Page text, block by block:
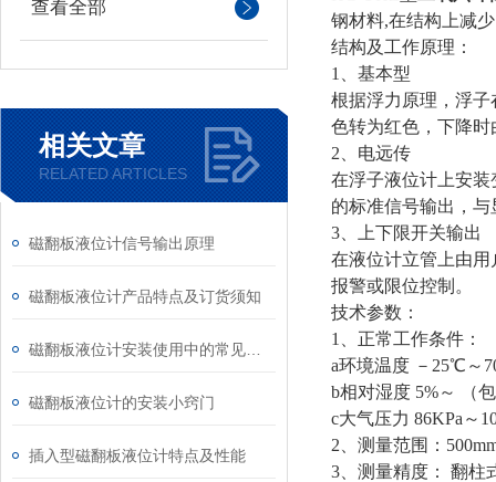
查看全部
相关文章
RELATED ARTICLES
磁翻板液位计信号输出原理
磁翻板液位计产品特点及订货须知
磁翻板液位计的安装小窍门
插入型磁翻板液位计特点及性能
钢材料,在结构上减
结构及工作原理：
1、基本型
根据浮力原理，浮
色转为红色，下降
2、电远传
在浮子液位计上安
的标准信号输出，
3、上下限开关输出
在液位计立管上由
报警或限位控制。
技术参数：
1、正常工作条件：
a环境温度 －25℃～
b相对湿度 5%～ （
c大气压力 86KPa～
2、测量范围：
3、测量精度： 翻柱